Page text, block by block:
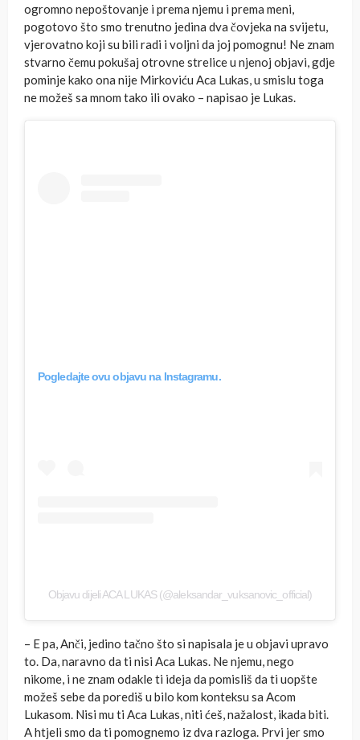
ogromno nepoštovanje i prema njemu i prema meni,
pogotovo što smo trenutno jedina dva čovjeka na svijetu,
vjerovatno koji su bili radi i voljni da joj pomognu! Ne znam
stvarno čemu pokušaj otrovne strelice u njenoj objavi, gdje
pominje kako ona nije Mirkoviću Aca Lukas, u smislu toga
ne možeš sa mnom tako ili ovako – napisao je Lukas.
Pogledajte ovu objavu na Instagramu.
Objavu dijeli ACA LUKAS (@aleksandar_vuksanovic_official)
– E pa, Anči, jedino tačno što si napisala je u objavi upravo
to. Da, naravno da ti nisi Aca Lukas. Ne njemu, nego
nikome, i ne znam odakle ti ideja da pomisliš da ti uopšte
možeš sebe da porediš u bilo kom konteksu sa Acom
Lukasom. Nisi mu ti Aca Lukas, niti ćeš, nažalost, ikada biti.
A htjeli smo da ti pomognemo iz dva razloga. Prvi jer smo